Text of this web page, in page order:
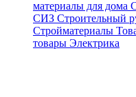
материалы для дома
СИЗ Строительный
Стройматериалы
товары Электрика